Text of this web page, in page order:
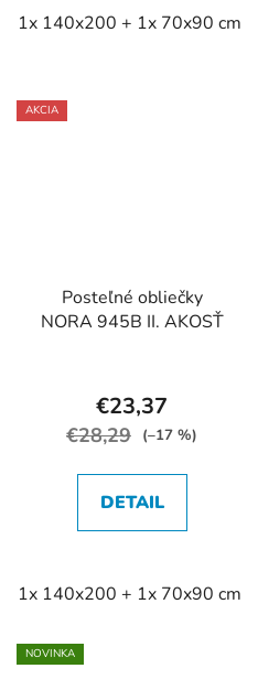
1x 140x200 + 1x 70x90 cm
AKCIA
Posteľné obliečky
NORA 945B II. AKOSŤ
€23,37
€28,29 (–17 %)
DETAIL
1x 140x200 + 1x 70x90 cm
NOVINKA